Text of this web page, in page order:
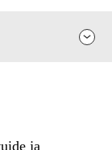
ja